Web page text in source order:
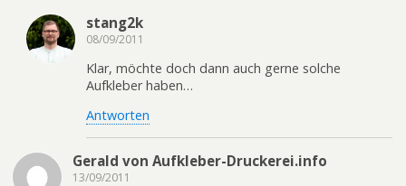
stang2k
08/09/2011
Klar, möchte doch dann auch gerne solche
Aufkleber haben…
Antworten
Gerald von Aufkleber-Druckerei.info
13/09/2011